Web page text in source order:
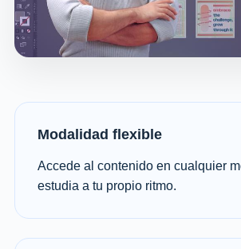
Modalidad flexible
Accede al contenido en cualquier
estudia a tu propio ritmo.